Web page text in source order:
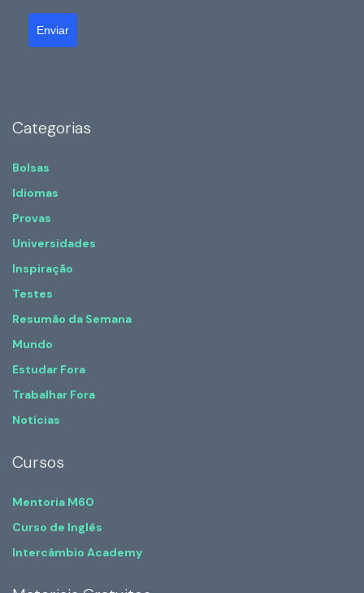
Enviar
Categorias
Bolsas
Idiomas
Provas
Universidades
Inspiração
Testes
Resumão da Semana
Mundo
Estudar Fora
Trabalhar Fora
Notícias
Cursos
Mentoria M60
Curso de Inglês
Intercâmbio Academy